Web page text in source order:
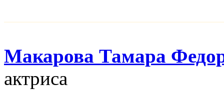
Макарова Тамара
актриса